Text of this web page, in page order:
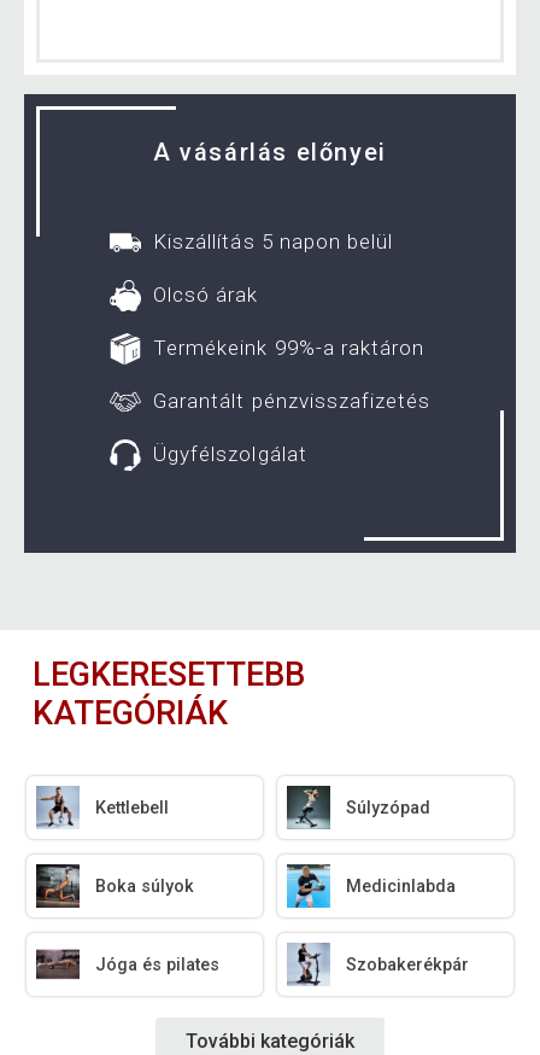
A vásárlás előnyei
Kiszállítás 5 napon belül
Olcsó árak
Termékeink 99%-a raktáron
Garantált pénzvisszafizetés
Ügyfélszolgálat
LEGKERESETTEBB
KATEGÓRIÁK
Kettlebell Súlyzópad
Boka súlyok Medicinlabda
Jóga és pilates Szobakerékpár
További kategóriák